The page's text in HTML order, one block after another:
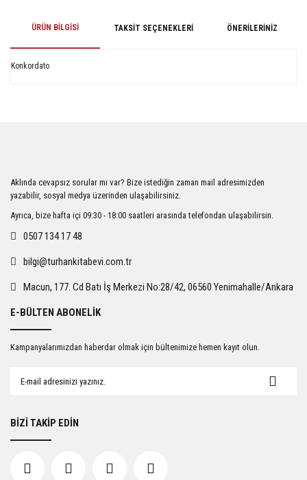
ÜRÜN BILGISI TAKSIT SEÇENEKLERI ÖNERILERINIZ
Konkordato
Ürün açıklamasında eksik bilgiler bulunuyor.
Ürün bilgilerinde hatalar bulunuyor.
Ürün fiyatı diğer sitelerden daha pahalı.
Gönder
Aklında cevapsız sorular mı var? Bize istediğin zaman mail adresimizden
yazabilir, sosyal medya üzerinden ulaşabilirsiniz.
Ayrıca, bize hafta içi 09:30 - 18:00 saatleri arasında telefondan ulaşabilirsin.
0507 134 17 48
bilgi@turhankitabevi.com.tr
Macun, 177. Cd Batı İş Merkezi No:28/42, 06560 Yenimahalle/Ankara
E-BÜLTEN ABONELİK
Kampanyalarımızdan haberdar olmak için bültenimize hemen kayıt olun.
BİZİ TAKİP EDİN